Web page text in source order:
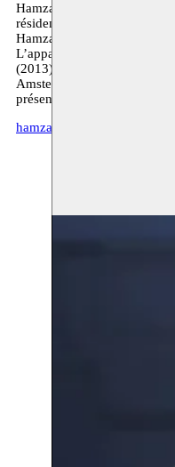
Hamza Halloubi vit et
résidence du HISK, Institut
Hamza Halloubi est un
L’appartement 22, Rabat,
(2013). Son travail a fait
Amsterdam (2016) ; La 5e
présentes dans des
hamzahalloubi.com